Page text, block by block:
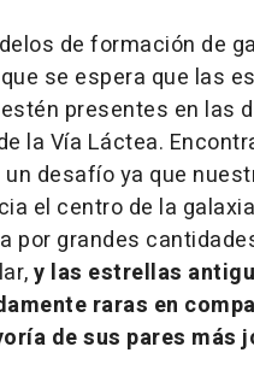
de formación de
se espera que las
presentes en las
la Vía Láctea.
desafío ya que
el centro de la
por grandes
y las estrellas
raras en
de sus pares más